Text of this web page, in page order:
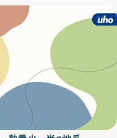
將再破表！元宵節傳統上都會吃
念進步，包餡湯圓熱量太高，而
營養師也表示，一般市售湯圓熱
是300多大卡，相當於一碗白飯的
要等到元宵節後再瘦身，元宵要
，才能享受美食又歡度佳節。自
此，趙函穎營養師也提供甜、鹹
節不致胖：● 甜湯圓／因市售湯圓
餡，想要吃的健康，營養師建議
用地瓜當內餡、因為地瓜1公克僅4
食物，慢性病患也可安心食用，